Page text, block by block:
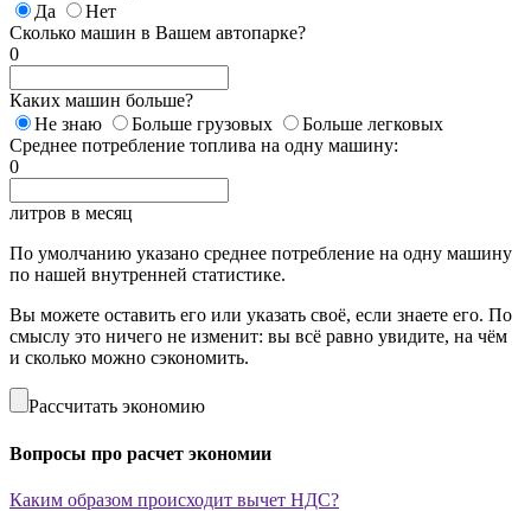
Да
Нет
Сколько машин в Вашем автопарке?
0
Каких машин больше?
Не знаю
Больше грузовых
Больше легковых
Среднее потребление топлива на одну машину:
0
литров в месяц
По умолчанию указано среднее потребление на одну машину
по нашей внутренней статистике.
Вы можете оставить его или указать своё, если знаете его. По
смыслу это ничего не изменит: вы всё равно увидите, на чём
и сколько можно сэкономить.
Рассчитать экономию
Вопросы про расчет экономии
Каким образом происходит вычет НДС?